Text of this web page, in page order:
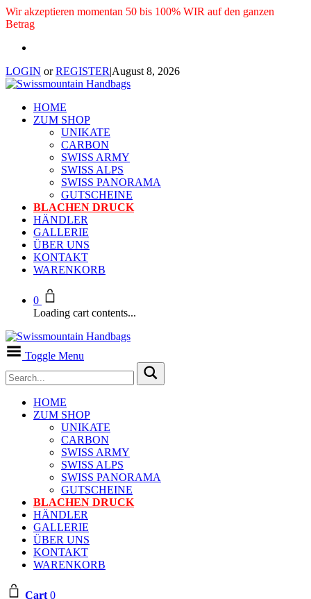
Wir akzeptieren momentan 50 bis 100% WIR auf den ganzen
Betrag
LOGIN orREGISTER|August 8, 2026
HOME
ZUM SHOP
UNIKATE
CARBON
SWISS ARMY
SWISS ALPS
SWISS PANORAMA
GUTSCHEINE
BLACHEN DRUCK
HÄNDLER
GALLERIE
ÜBER UNS
KONTAKT
WARENKORB
0
Loading cart contents...
Toggle Menu
HOME
ZUM SHOP
UNIKATE
CARBON
SWISS ARMY
SWISS ALPS
SWISS PANORAMA
GUTSCHEINE
BLACHEN DRUCK
HÄNDLER
GALLERIE
ÜBER UNS
KONTAKT
WARENKORB
Cart 0